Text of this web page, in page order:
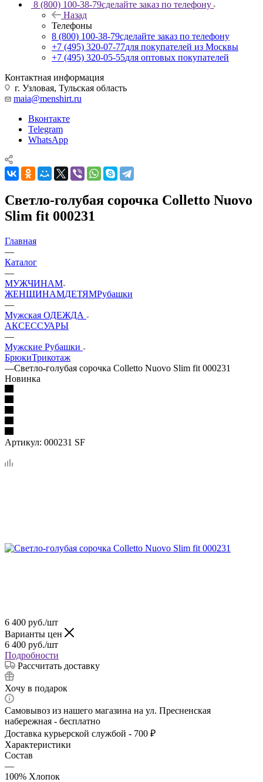
8 (800) 100-38-79сделайте заказ по телефону
Назад
Телефоны
8 (800) 100-38-79сделайте заказ по телефону
+7 (495) 320-07-77для покупателей из Москвы
+7 (495) 320-05-55для оптовых покупателей
Контактная информация
г. Узловая, Тульская область
maia@menshirt.ru
Вконтакте
Telegram
WhatsApp
Светло-голубая сорочка Colletto Nuovo
Slim fit 000231
Главная
—
Каталог
—
МУЖЧИНАМ
ЖЕНЩИНАМДЕТЯМРубашки
—
Мужская ОДЕЖДА
АКСЕССУАРЫ
—
Мужские Рубашки
БрюкиТрикотаж
—Светло-голубая сорочка Colletto Nuovo Slim fit 000231
Новинка
Артикул: 000231 SF
6 400 руб./шт
Варианты цен
6 400 руб./шт
Подробности
Рассчитать доставку
Хочу в подарок
Самовывоз из нашего магазина на ул. Пресненская
набережная - бесплатно
Доставка курьерской службой - 700 ₽
Характеристики
Состав
—
100% Хлопок